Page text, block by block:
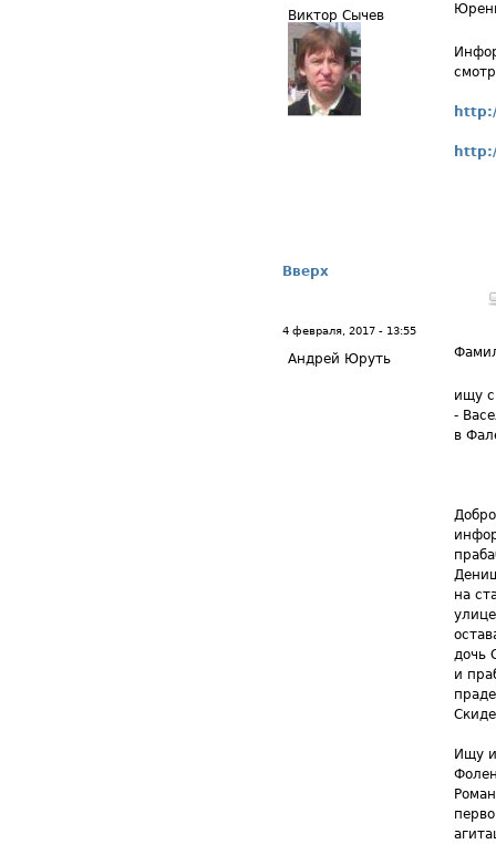
Виктор Сычев
Вверх
4 февраля, 2017 - 13:55
Андрей Юруть
ищу
-
в
на
дочь
и
Ищу